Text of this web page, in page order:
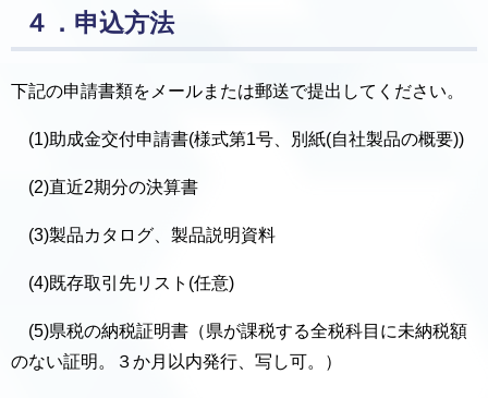
４．申込方法
下記の申請書類をメールまたは郵送で提出してください。
(1)助成金交付申請書(様式第1号、別紙(自社製品の概要))
(2)直近2期分の決算書
(3)製品カタログ、製品説明資料
(4)既存取引先リスト(任意)
(5)県税の納税証明書（県が課税する全税科目に未納税額
のない証明。３か月以内発行、写し可。）